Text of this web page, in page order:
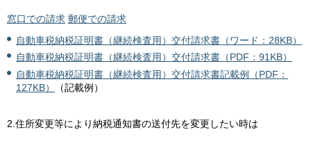
窓口での請求 郵便での請求
自動車税納税証明書（継続検査用）交付請求書（ワード：28KB）
自動車税納税証明書（継続検査用）交付請求書（PDF：91KB）
自動車税納税証明書（継続検査用）交付請求書記載例（PDF：
127KB）
（記載例）
2.住所変更等により納税通知書の送付先を変更したい時は